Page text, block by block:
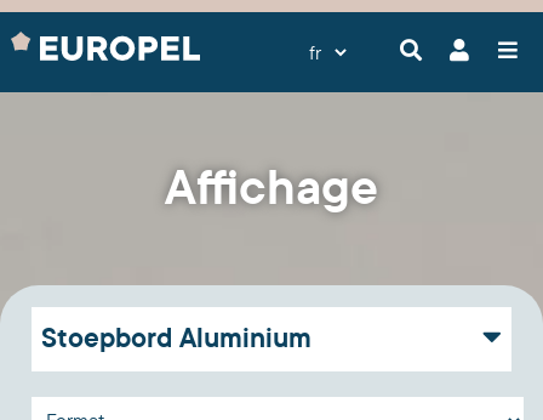
Affichage
Stoepbord Aluminium